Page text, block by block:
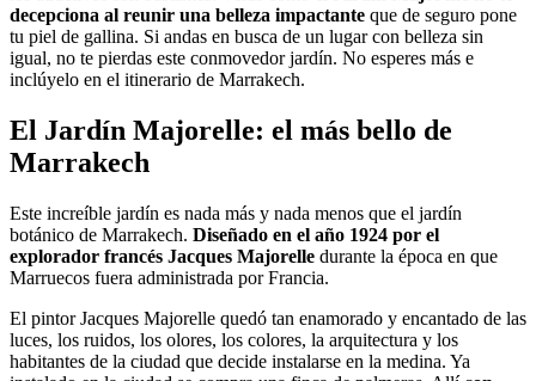
decepciona al reunir una belleza impactante que de seguro pone
tu piel de gallina. Si andas en busca de un lugar con belleza sin
igual, no te pierdas este conmovedor jardín. No esperes más e
inclúyelo en el itinerario de Marrakech.
El Jardín Majorelle: el más bello de
Marrakech
Este increíble jardín es nada más y nada menos que el jardín
botánico de Marrakech. Diseñado en el año 1924 por el
explorador francés Jacques Majorelle durante la época en que
Marruecos fuera administrada por Francia.
El pintor Jacques Majorelle quedó tan enamorado y encantado de las
luces, los ruidos, los olores, los colores, la arquitectura y los
habitantes de la ciudad que decide instalarse en la medina. Ya